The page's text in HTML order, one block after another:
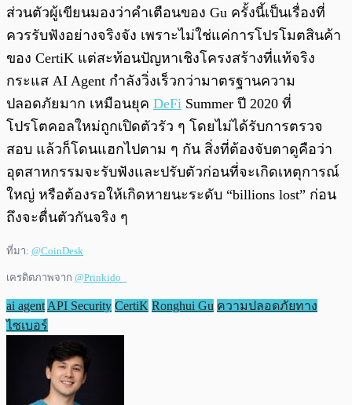
ส่วนตัวผู้เขียนมองว่าคำเตือนของ Gu ครั้งนี้เป็นเรื่องที่
ควรรับฟังอย่างจริงจัง เพราะไม่ใช่แค่การโปรโมตสินค้า
ของ CertiK แต่สะท้อนปัญหาเชิงโครงสร้างที่แท้จริง
กระแส AI Agent กำลังวิ่งเร็วกว่ามาตรฐานความ
ปลอดภัยมาก เหมือนยุค DeFi Summer ปี 2020 ที่
โปรโตคอลใหม่ถูกเปิดตัวรัว ๆ โดยไม่ได้รับการตรวจ
สอบ แล้วก็โดนแฮกไปตาม ๆ กัน สิ่งที่ต้องจับตาดูคือว่า
อุตสาหกรรมจะรับฟังและปรับตัวก่อนที่จะเกิดเหตุการณ์
ใหญ่ หรือต้องรอให้เกิดหายนะระดับ “billions lost” ก่อน
ถึงจะตื่นตัวกันจริง ๆ
ที่มา: @CoinDesk
เครดิตภาพจาก @Prinkido_
ai agent API Security CertiK Ronghui Gu ความปลอดภัยทาง
ไซเบอร์